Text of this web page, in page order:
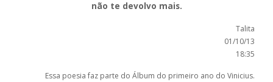
não te devolvo mais.
Talita
01/10/13
18:35
Essa poesia faz parte do Álbum do primeiro ano do Vinicius.